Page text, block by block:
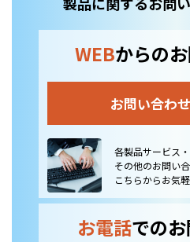
WEBからの
お問い合わ
各製品サービス
その他のお問い
こちらからお気
お電話での